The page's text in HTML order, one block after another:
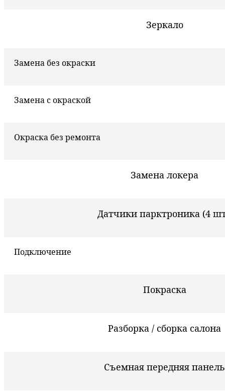
Зеркало
Замена без окраски
Замена с окраской
Окраска без ремонта
Замена локера
Датчики парктроника (4
Подключение
Покраска
Разборка / сборка салона
Съемная передняя панель